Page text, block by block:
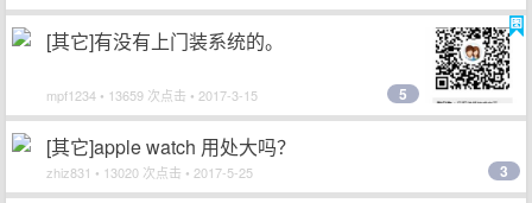
[其它]有没有上门装系统的。
mpf1234 • 13659 次点击 • 2017-3-15 5
[其它]apple watch 用处大吗？
zhiz831 • 13020 次点击 • 2017-5-25 3